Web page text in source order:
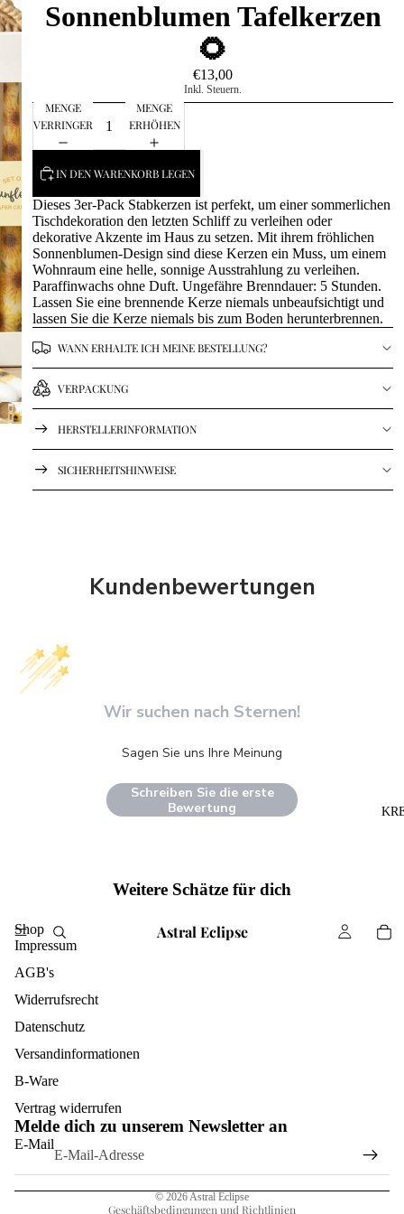
Astral Eclipse
Sonnenblumen Tafelkerzen
🌻
€13,00
Inkl. Steuern.
MENGE
VERRINGERN
MENGE
ERHÖHEN
IN DEN WARENKORB LEGEN
Dieses 3er-Pack Stabkerzen ist perfekt, um einer sommerlichen
Tischdekoration den letzten Schliff zu verleihen oder
dekorative Akzente im Haus zu setzen. Mit ihrem fröhlichen
Sonnenblumen-Design sind diese Kerzen ein Muss, um einem
Wohnraum eine helle, sonnige Ausstrahlung zu verleihen.
Paraffinwachs ohne Duft. Ungefähre Brenndauer: 5 Stunden.
Lassen Sie eine brennende Kerze niemals unbeaufsichtigt und
lassen Sie die Kerze niemals bis zum Boden herunterbrennen.
WANN ERHALTE ICH MEINE BESTELLUNG?
VERPACKUNG
HERSTELLERINFORMATION
SICHERHEITSHINWEISE
Kundenbewertungen
Wir suchen nach Sternen!
Sagen Sie uns Ihre Meinung
Schreiben Sie die erste
Bewertung
Weitere Schätze für dich
Shop
Impressum
AGB's
Widerrufsrecht
Datenschutz
Versandinformationen
B-Ware
Vertrag widerrufen
Melde dich zu unserem Newsletter an
E-Mail
© 2026 Astral Eclipse
Geschäftsbedingungen und Richtlinien
Widerrufsrecht
Datenschutzerklärung
AGB
Impressum